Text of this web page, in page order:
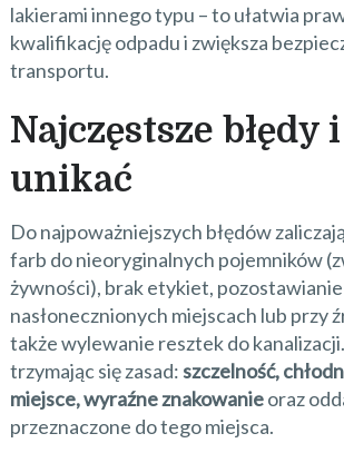
lakierami innego typu – to ułatwia
kwalifikację odpadu i zwiększa
transportu.
Najczęstsze błędy
unikać
Do najpoważniejszych błędów
farb do nieoryginalnych pojemników
żywności), brak etykiet,
nasłonecznionych miejscach lub przy
także wylewanie resztek do
trzymając się zasad:szczelność,
miejsce, wyraźne znakowanieoraz
przeznaczone do tego miejsca.